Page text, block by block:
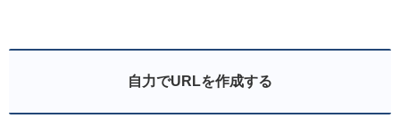
自力でURLを作成する